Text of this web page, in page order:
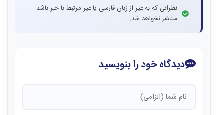
نظراتی که به غیر از زبان فارسی یا غیر مرتبط با خبر باشد
منتشر نخواهد شد.
دیدگاه خود را بنویسید